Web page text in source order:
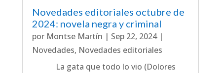
Novedades editoriales octubre de
2024: novela negra y criminal
por Montse Martín | Sep 22, 2024|
Novedades, Novedades editoriales
La gata que todo lo vio (Dolores